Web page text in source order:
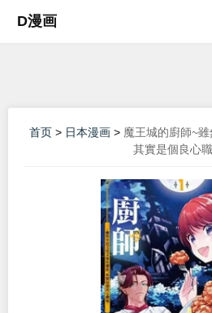
D漫画
首页 > 日本漫画 > 魔王城的廚師~雖
其實是個良心